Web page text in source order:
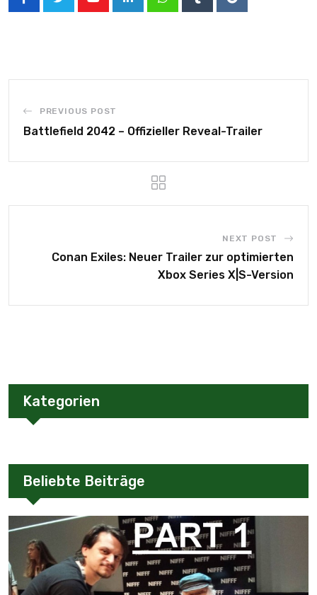
PREVIOUS POST
Battlefield 2042 – Offizieller Reveal-Trailer
NEXT POST
Conan Exiles: Neuer Trailer zur optimierten
Xbox Series X|S-Version
Kategorien
Beliebte Beiträge